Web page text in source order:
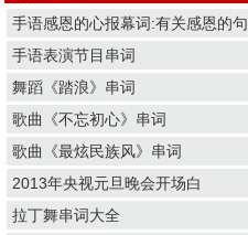
手语感恩的心报幕词:有关感恩的
手语表演节目串词
舞蹈《踏浪》串词
歌曲《不忘初心》串词
歌曲《最炫民族风》串词
2013年央视元旦晚会开场白
拉丁舞串词大全